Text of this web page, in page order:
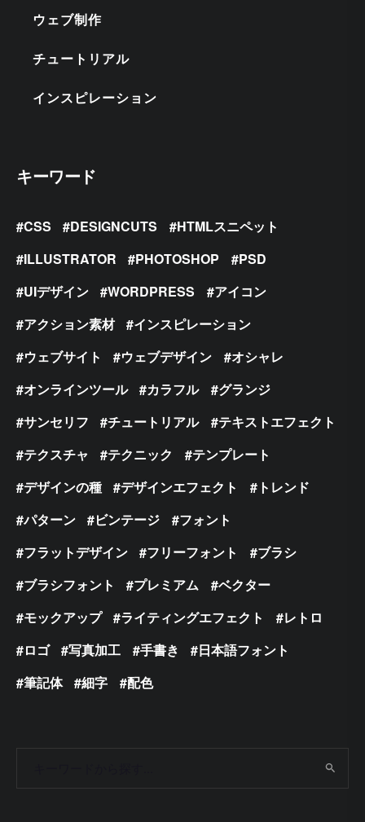
ウェブ制作
チュートリアル
インスピレーション
キーワード
CSS DESIGNCUTS
HTMLスニペット
ILLUSTRATOR
PHOTOSHOP
PSD
UIデザイン
WORDPRESS
アイコン
アクション素材
インスピレーション
ウェブサイト
ウェブデザイン
オシャレ
オンラインツール
カラフル
グランジ
サンセリフ
チュートリアル
テキストエフェクト
テクスチャ
テクニック
テンプレート
デザインの種
デザインエフェクト
トレンド
パターン
ビンテージ
フォント
フラットデザイン
フリーフォント
ブラシ
ブラシフォント
プレミアム
ベクター
モックアップ
ライティングエフェクト
レトロ
ロゴ
写真加工 手書き
日本語フォント
筆記体
細字 配色